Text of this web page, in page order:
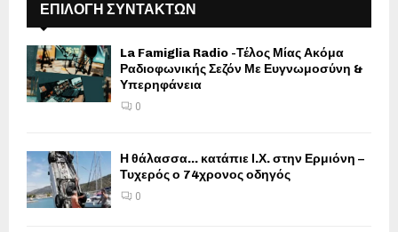
ΕΠΙΛΟΓΗ ΣΥΝΤΑΚΤΩΝ
La Famiglia Radio -Τέλος Μίας Ακόμα
Ραδιοφωνικής Σεζόν Με Ευγνωμοσύνη &
Υπερηφάνεια
0
Η θάλασσα… κατάπιε Ι.Χ. στην Ερμιόνη –
Τυχερός ο 74χρονος οδηγός
0